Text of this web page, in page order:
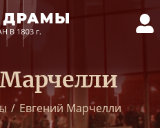
/ Евгений Марчелли